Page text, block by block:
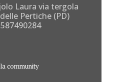
Laura via tergola
Pertiche (PD)
community